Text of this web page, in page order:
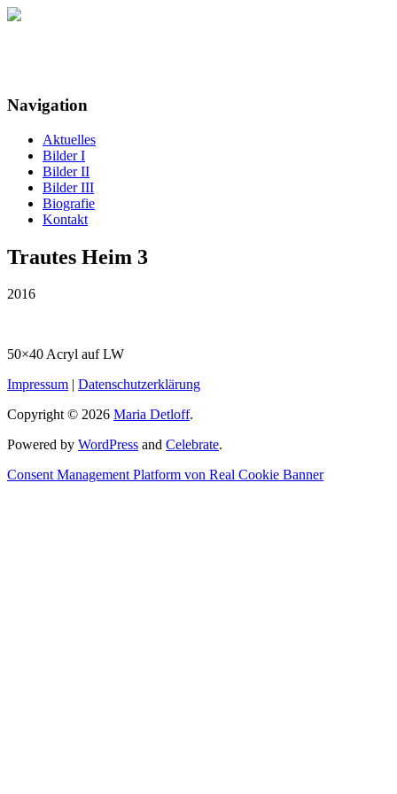
Navigation
Aktuelles
Bilder I
Bilder II
Bilder III
Biografie
Kontakt
Trautes Heim 3
2016
50×40 Acryl auf LW
Impressum | Datenschutzerklärung
Copyright © 2026 Maria Detloff.
Powered by WordPress and Celebrate.
Consent Management Platform von Real Cookie Banner